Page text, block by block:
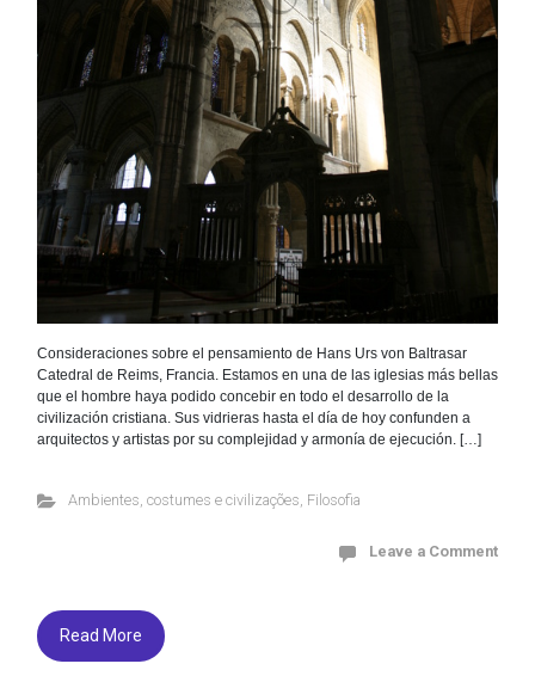
Consideraciones sobre el pensamiento de Hans Urs von Baltrasar
Catedral de Reims, Francia. Estamos en una de las iglesias más bellas
que el hombre haya podido concebir en todo el desarrollo de la
civilización cristiana. Sus vidrieras hasta el día de hoy confunden a
arquitectos y artistas por su complejidad y armonía de ejecución. […]
Ambientes, costumes e civilizações, Filosofia
Leave a Comment
Read More